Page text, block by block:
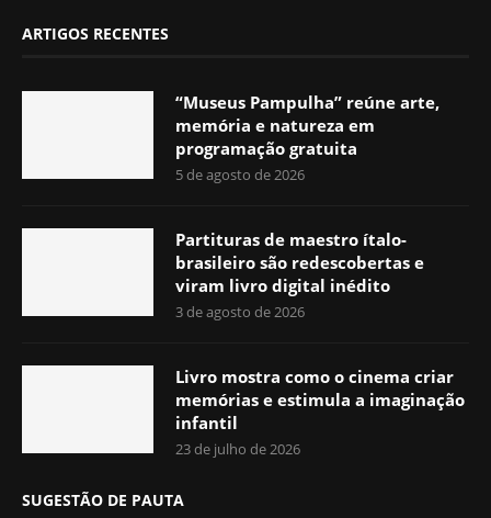
ARTIGOS RECENTES
“Museus Pampulha” reúne arte,
memória e natureza em
programação gratuita
5 de agosto de 2026
Partituras de maestro ítalo-
brasileiro são redescobertas e
viram livro digital inédito
3 de agosto de 2026
Livro mostra como o cinema criar
memórias e estimula a imaginação
infantil
23 de julho de 2026
SUGESTÃO DE PAUTA